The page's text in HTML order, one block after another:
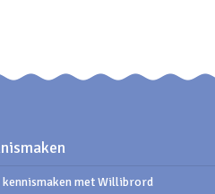
kennismaken met Willibrord